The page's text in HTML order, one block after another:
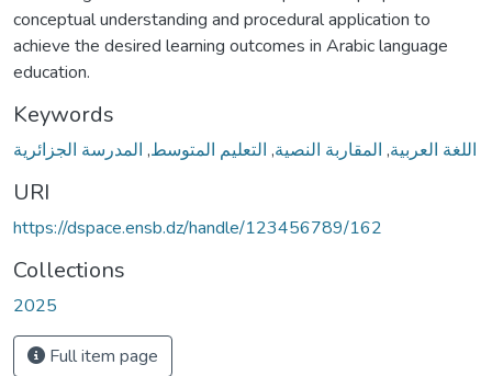
conceptual understanding and procedural application to
achieve the desired learning outcomes in Arabic language
education.
Keywords
اللغة العربية, المقاربة النصية, التعليم المتوسط, المدرسة الجزائرية
URI
https://dspace.ensb.dz/handle/123456789/162
Collections
2025
Full item page